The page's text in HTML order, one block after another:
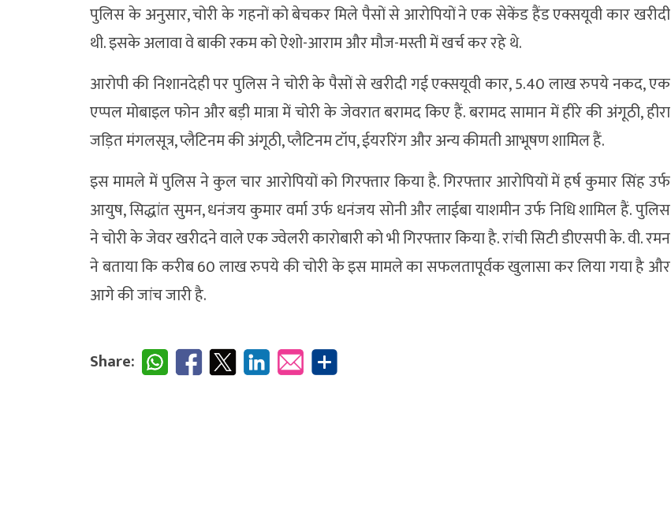
पुलिस के अनुसार, चोरी के गहनों को बेचकर मिले पैसों से आरोपियों ने एक सेकेंड हैंड एक्सयूवी कार खरीदी
थी. इसके अलावा वे बाकी रकम को ऐशो-आराम और मौज-मस्ती में खर्च कर रहे थे.
आरोपी की निशानदेही पर पुलिस ने चोरी के पैसों से खरीदी गई एक्सयूवी कार, 5.40 लाख रुपये नकद, एक
एप्पल मोबाइल फोन और बड़ी मात्रा में चोरी के जेवरात बरामद किए हैं. बरामद सामान में हीरे की अंगूठी, हीरा
जड़ित मंगलसूत्र, प्लैटिनम की अंगूठी, प्लैटिनम टॉप, ईयररिंग और अन्य कीमती आभूषण शामिल हैं.
इस मामले में पुलिस ने कुल चार आरोपियों को गिरफ्तार किया है. गिरफ्तार आरोपियों में हर्ष कुमार सिंह उर्फ
आयुष, सिद्धांत सुमन, धनंजय कुमार वर्मा उर्फ धनंजय सोनी और लाईबा याशमीन उर्फ निधि शामिल हैं. पुलिस
ने चोरी के जेवर खरीदने वाले एक ज्वेलरी कारोबारी को भी गिरफ्तार किया है. रांची सिटी डीएसपी के. वी. रमन
ने बताया कि करीब 60 लाख रुपये की चोरी के इस मामले का सफलतापूर्वक खुलासा कर लिया गया है और
आगे की जांच जारी है.
Share: